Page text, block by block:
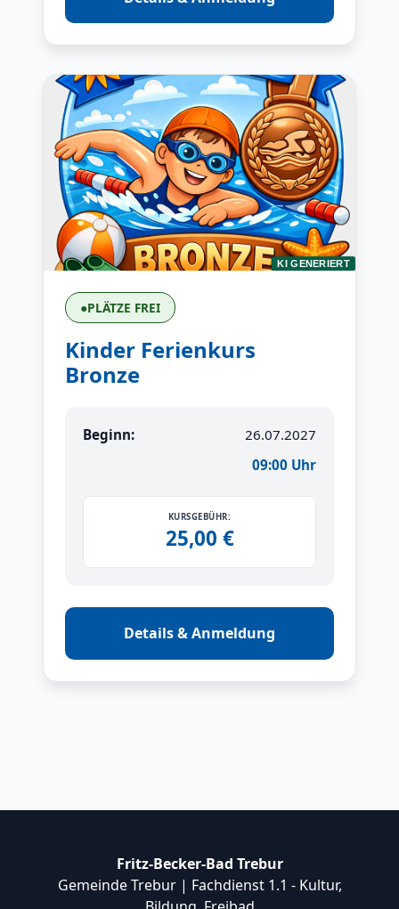
KI GENERIERT
●PLÄTZE FREI
Kinder Ferienkurs
Bronze
Beginn:
26.07.2027
09:00 Uhr
KURSGEBÜHR:
25,00 €
Details & Anmeldung
Fritz-Becker-Bad Trebur
Gemeinde Trebur | Fachdienst 1.1 - Kultur,